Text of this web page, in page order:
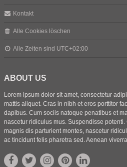
Kontakt
Alle Cookies löschen
Alle Zeiten sind UTC+02:00
ABOUT US
Lorem ipsum dolor sit amet, consectetur
mattis aliquet. Cras in nibh et eros porttitor
dapibus. Cum sociis natoque penatibus et
nascetur ridiculus mus. Suspendisse
magnis dis parturient montes, nascetur
ac tincidunt felis pharetra sed. Aenean